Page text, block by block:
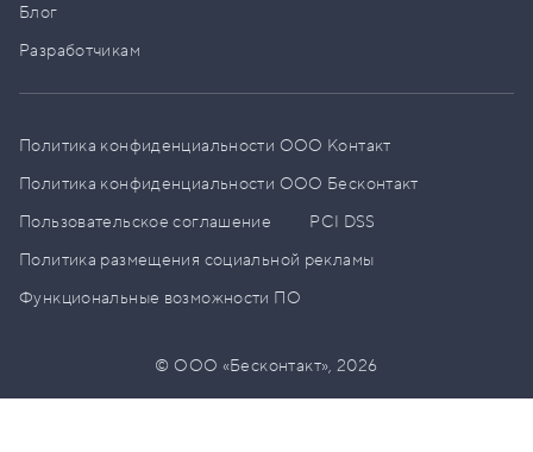
Блог
Разработчикам
Политика конфиденциальности ООО Контакт
Политика конфиденциальности ООО Бесконтакт
Пользовательское соглашение
PCI DSS
Политика размещения социальной рекламы
Функциональные возможности ПО
© ООО «Бесконтакт»,2026